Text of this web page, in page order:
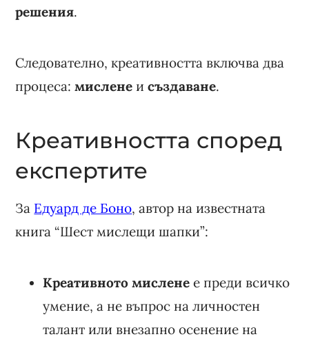
решения.
Следователно, креативността включва два
процеса:мислене исъздаване.
Креативността според
експертите
За Едуард де Боно, автор на известната
книга “Шест мислещи шапки”:
Креативното мислене е преди всичко
умение, а не въпрос на личностен
талант или внезапно осенение на